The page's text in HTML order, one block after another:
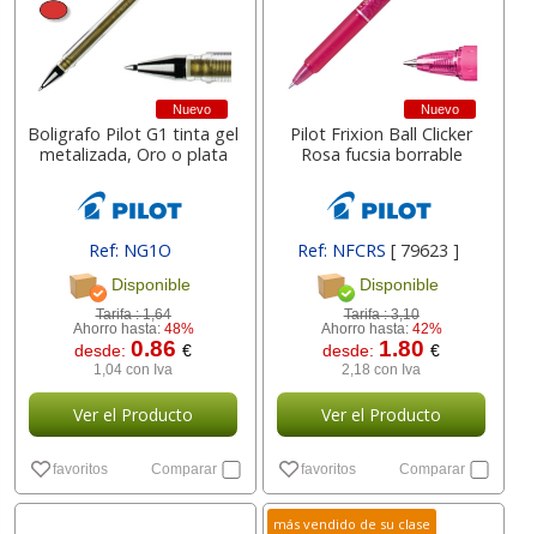
Nuevo
Boligrafo Pilot G1 tinta gel
metalizada, Oro o plata
Ref: NG1O
[ BL-G1-7T-GD ]
Disponible
Tarifa :1,64
Ahorro hasta: 48%
desde:0.86€
1,04 con Iva
Ver el Producto
favoritos Comparar
Nuevo
Pilot Frixion Ball Clicker
Rosa fucsia borrable
Ref: NFCRS [ 79623 ]
Disponible
Tarifa :3,10
Ahorro hasta: 42%
desde: 1.80€
2,18 con Iva
Ver el Producto
favoritos Comparar
más vendido de su clase